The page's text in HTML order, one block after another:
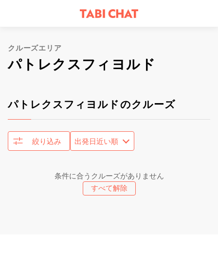
クルーズエリア
パトレクスフィヨルド
パトレクスフィヨルドのクルーズ
絞り込み
条件に合うクルーズがありません
すべて解除